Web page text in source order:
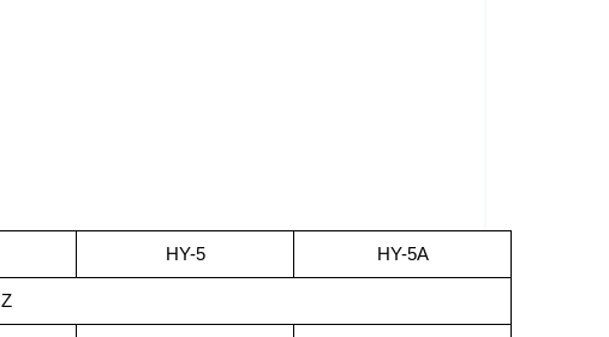
HY-5 HY-5A